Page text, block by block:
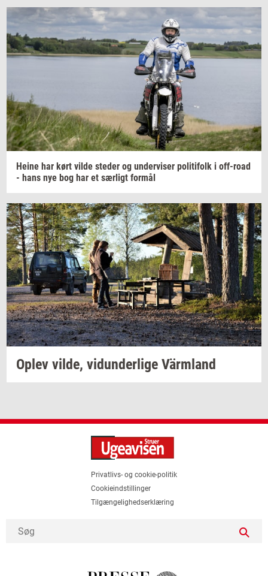
Heine har kørt vilde ste­der og un­der­vi­ser po­li­ti­folk i off-​road
- hans nye bog har et sær­ligt for­mål
Oplev vilde, vi­dun­der­li­ge Värmland
Privatlivs- og cookie-politik
Cookieindstillinger
Tilgængelighedserklæring